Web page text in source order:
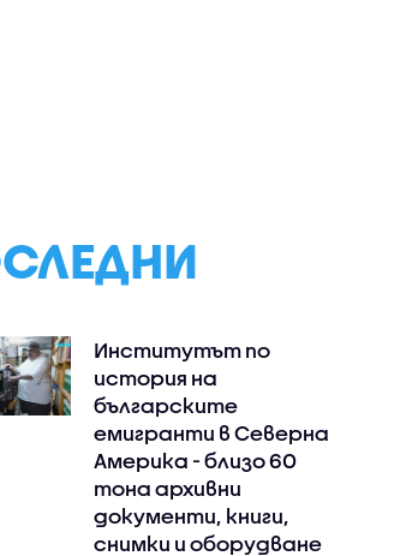
Институтът по
история на
българските
емигранти в Северна
Америка - близо 60
тона архивни
документи, книги,
снимки и оборудване